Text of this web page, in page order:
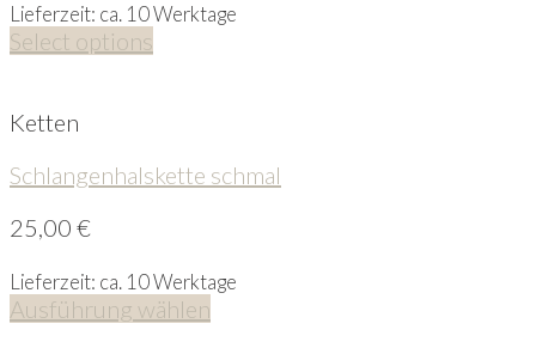
Lieferzeit: ca. 10 Werktage
Select options
Ketten
Schlangenhalskette schmal
25,00 €
Lieferzeit: ca. 10 Werktage
Ausführung wählen